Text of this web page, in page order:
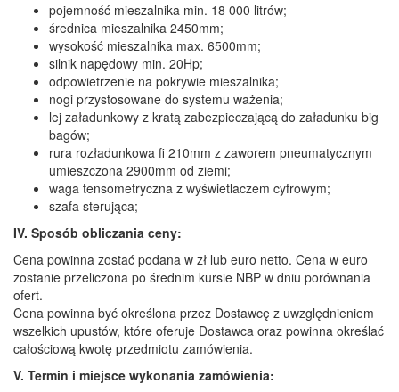
pojemność mieszalnika min. 18 000 litrów;
średnica mieszalnika 2450mm;
wysokość mieszalnika max. 6500mm;
silnik napędowy min. 20Hp;
odpowietrzenie na pokrywie mieszalnika;
nogi przystosowane do systemu ważenia;
lej załadunkowy z kratą zabezpieczającą do załadunku big
bagów;
rura rozładunkowa fi 210mm z zaworem pneumatycznym
umieszczona 2900mm od ziemi;
waga tensometryczna z wyświetlaczem cyfrowym;
szafa sterująca;
IV. Sposób obliczania ceny:
Cena powinna zostać podana w zł lub euro netto. Cena w euro
zostanie przeliczona po średnim kursie NBP w dniu porównania
ofert.
Cena powinna być określona przez Dostawcę z uwzględnieniem
wszelkich upustów, które oferuje Dostawca oraz powinna określać
całościową kwotę przedmiotu zamówienia.
V. Termin i miejsce wykonania zamówienia: